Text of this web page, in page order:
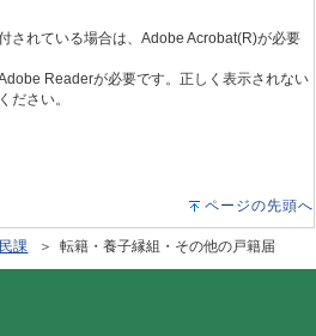
されている場合は、Adobe Acrobat(R)が必要
Readerが必要です。正しく表示されない
ださい。
ページの先頭へ
課 ＞ 転籍・養子縁組・その他の戸籍届